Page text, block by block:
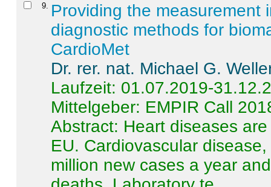
9
Providing the measurement
diagnostic methods for
CardioMet
Dr. rer. nat. Michael G.
Laufzeit: 01.07.2019-
Mittelgeber: EMPIR Call
Abstract: Heart diseases
EU. Cardiovascular
million new cases a year